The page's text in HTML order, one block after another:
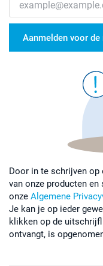
Aanmelden voor
Door in te schrijven
van onze producten
onze Algemene
Je kan je op ieder
klikken op de
ontvangt, is